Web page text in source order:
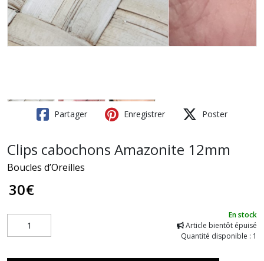
Partager Enregistrer Poster
Clips cabochons Amazonite 12mm
Boucles d’Oreilles
30€
En stock
Article bientôt épuisé
Quantité disponible : 1